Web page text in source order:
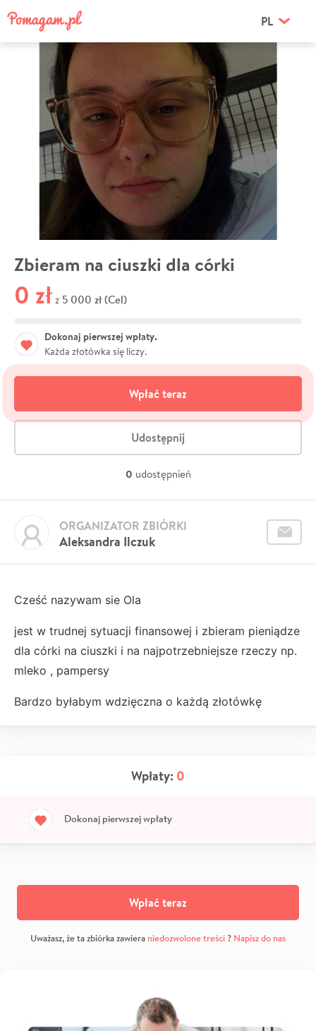
PL
Zbieram na ciuszki dla córki
0 zł z 5 000 zł (Cel)
Dokonaj pierwszej wpłaty.
Każda złotówka się liczy.
Wpłać teraz
Udostępnij
0 udostępnień
Aleksandra Ilczuk
ORGANIZATOR ZBIÓRKI
Cześć nazywam sie Ola
jest w trudnej sytuacji finansowej i zbieram pieniądze
dla córki na ciuszki i na najpotrzebniejsze rzeczy np.
mleko , pampersy
Bardzo byłabym wdzięczna o każdą złotówkę
Wpłaty: 0
Dokonaj pierwszej wpłaty
Wpłać teraz
Uważasz, że ta zbiórka zawiera niedozwolone treści? Napisz do nas